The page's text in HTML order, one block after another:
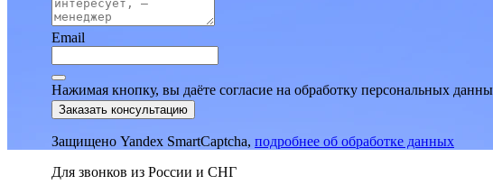
Email
Нажимая кнопку, вы даёте согласие на обработку персональных
Заказать консультацию
Защищено Yandex SmartCaptcha, подробнее об обработке данных
Для звонков из России и СНГ